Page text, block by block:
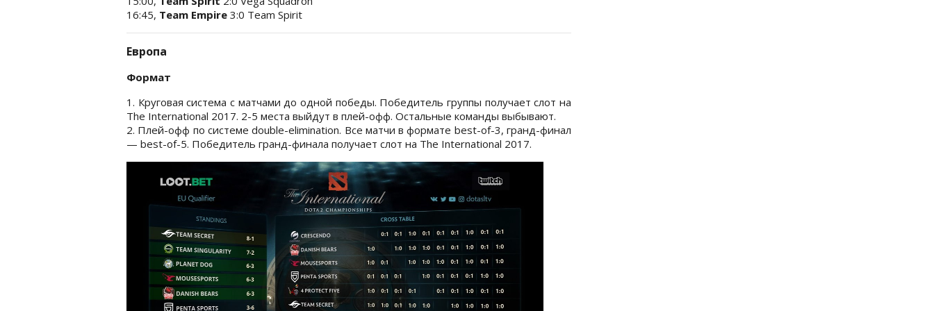
16:45, Team Empire 3:0 Team Spirit
Европа
Формат
1. Круговая система с матчами до одной победы. Победитель группы получает слот на
The International 2017. 2-5 места выйдут в плей-офф. Остальные команды выбывают.
2. Плей-офф по системе double-elimination. Все матчи в формате best-of-3, гранд-финал
— best-of-5. Победитель гранд-финала получает слот на The International 2017.